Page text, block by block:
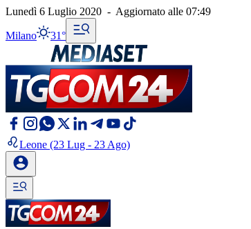
Lunedì 6 Luglio 2020 - Aggiornato alle 07:49
Milano 31°
Leone (23 Lug - 23 Ago)